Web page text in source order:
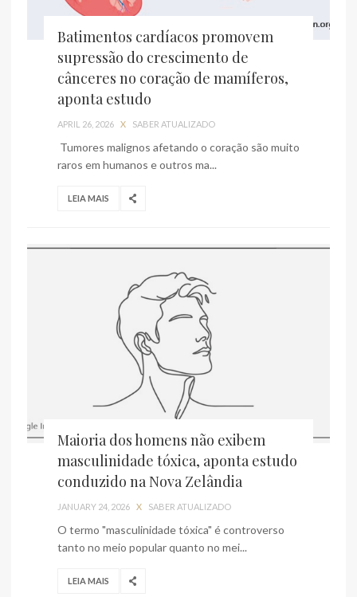
Batimentos cardíacos promovem
supressão do crescimento de
cânceres no coração de mamíferos,
aponta estudo
APRIL 26, 2026 X SABER ATUALIZADO
Tumores malignos afetando o coração são muito
raros em humanos e outros ma...
LEIA MAIS
Maioria dos homens não exibem
masculinidade tóxica, aponta estudo
conduzido na Nova Zelândia
JANUARY 24, 2026 X SABER ATUALIZADO
O termo "masculinidade tóxica" é controverso
tanto no meio popular quanto no mei...
LEIA MAIS